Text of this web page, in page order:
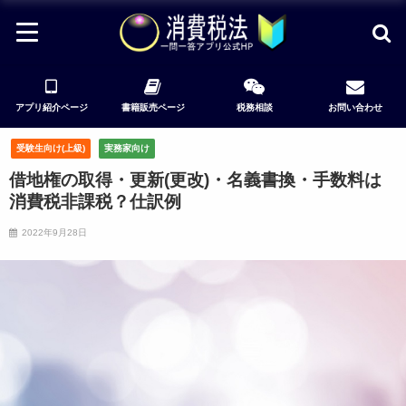
アプリ紹介ページ 書籍販売ページ 税務相談 お問い合わせ
受験生向け(上級) 実務家向け
借地権の取得・更新(更改)・名義書換・手数料は
消費税非課税？仕訳例
2022年9月28日